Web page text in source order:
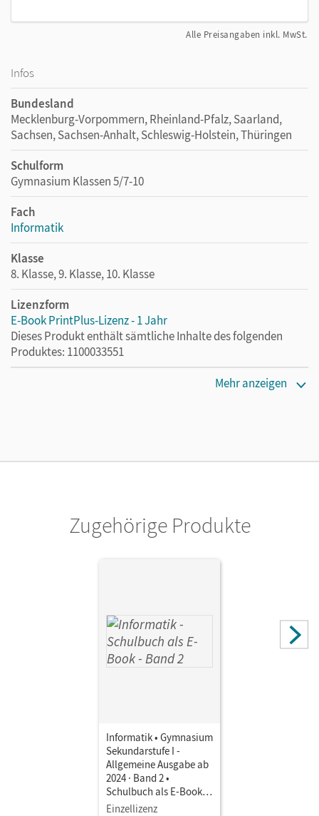
Alle Preisangaben inkl. MwSt.
Infos
Bundesland
Mecklenburg-Vorpommern, Rheinland-Pfalz, Saarland,
Sachsen, Sachsen-Anhalt, Schleswig-Holstein, Thüringen
Schulform
Gymnasium Klassen 5/7-10
Fach
Informatik
Klasse
8. Klasse, 9. Klasse, 10. Klasse
Lizenzform
E-Book PrintPlus-Lizenz - 1 Jahr
Dieses Produkt enthält sämtliche Inhalte des folgenden
Produktes: 1100033551
Mehr anzeigen
Zugehörige Produkte
Informatik • Gymnasium
Sekundarstufe I -
Allgemeine Ausgabe ab
2024 · Band 2 •
Schulbuch als E-Book
Mit Medien
Einzellizenz